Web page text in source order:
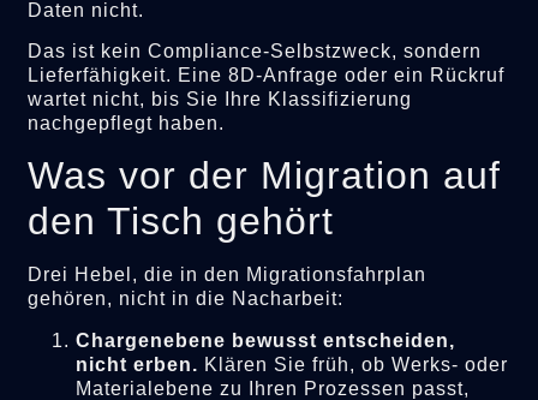
Daten nicht.
Das ist kein Compliance-Selbstzweck, sondern
Lieferfähigkeit. Eine 8D-Anfrage oder ein Rückruf
wartet nicht, bis Sie Ihre Klassifizierung
nachgepflegt haben.
Was vor der Migration auf
den Tisch gehört
Drei Hebel, die in den Migrationsfahrplan
gehören, nicht in die Nacharbeit:
Chargenebene bewusst entscheiden,
nicht erben. Klären Sie früh, ob Werks- oder
Materialebene zu Ihren Prozessen passt,